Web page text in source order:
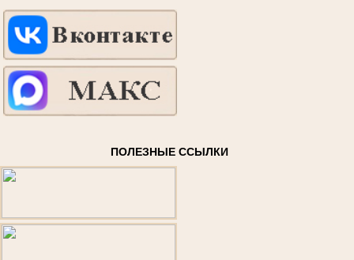
ПОЛЕЗНЫЕ ССЫЛКИ